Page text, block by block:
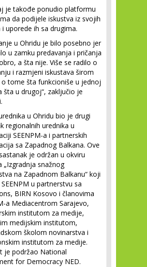
je takođe ponudio platformu
da podijele iskustva iz svojih
i uporede ih sa drugima.
u Ohridu je bilo posebno jer
u zamku predavanja i pričanja
a šta nije. Više se radilo o
i razmjeni iskustava širom
tome šta funkcioniše u jednoj
šta u drugoj“, zaključio je
u Ohridu bio je drugi
regionalnih urednika u
SEENPM-a i partnerskih
sa Zapadnog Balkana. Ove
je održan u okviru
„Izgradnja snažnog
na Zapadnom Balkanu“ koji
u partnerstvu sa
BIRN Kosovo i članovima
a Mediacentrom Sarajevo,
institutom za medije,
medijskim institutom,
školom novinarstva i
institutom za medije.
je podržao National
for Democracy NED.